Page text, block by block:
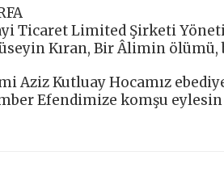
Ticaret Limited Şirketi
Kıran, Bir Âlimin
Aziz Kutluay Hocamız
Efendimize komşu